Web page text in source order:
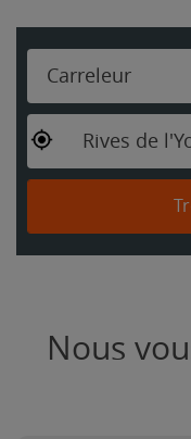
Carreleur
Rives de
Nous